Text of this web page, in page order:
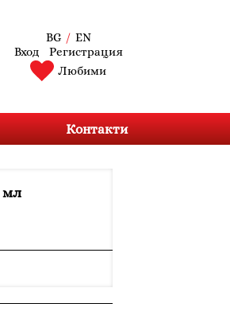
BG/ EN
Вход
Регистрация
Любими
Контакти
мл